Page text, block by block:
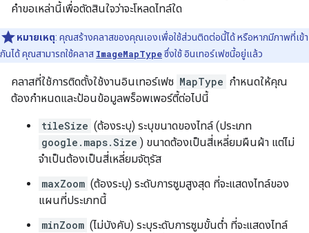
คำขอเหล่านี้เพื่อตัดสินใจว่าจะโหลดไทล์ใด
หมายเหตุ: คุณสร้างคลาสของคุณเองเพื่อใช้ส่วนติดต่อนี้ได้ หรือหากมีภาพที่เข้า
กันได้ คุณสามารถใช้คลาส ImageMapTypeซึ่งใช้ อินเทอร์เฟซนี้อยู่แล้ว
คลาสที่ใช้การติดตั้งใช้งานอินเทอร์เฟซ MapType กำหนดให้คุณ
ต้องกำหนดและป้อนข้อมูลพร็อพเพอร์ตี้ต่อไปนี้
tileSize (ต้องระบุ) ระบุขนาดของไทล์ (ประเภท
google.maps.Size ) ขนาดต้องเป็นสี่เหลี่ยมผืนผ้า แต่ไม่
จำเป็นต้องเป็นสี่เหลี่ยมจัตุรัส
maxZoom (ต้องระบุ) ระดับการซูมสูงสุด ที่จะแสดงไทล์ของ
แผนที่ประเภทนี้
minZoom (ไม่บังคับ) ระบุระดับการซูมขั้นต่ำ ที่จะแสดงไทล์